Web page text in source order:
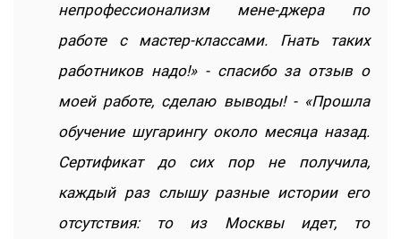
непрофессионализм мене-джера по
работе с мастер-классами. Гнать таких
работников надо!» - спасибо за отзыв о
моей работе, сделаю выводы! - «Прошла
обучение шугарингу около месяца назад.
Сертификат до сих пор не получила,
каждый раз слышу разные истории его
отсутствия: то из Москвы идет, то